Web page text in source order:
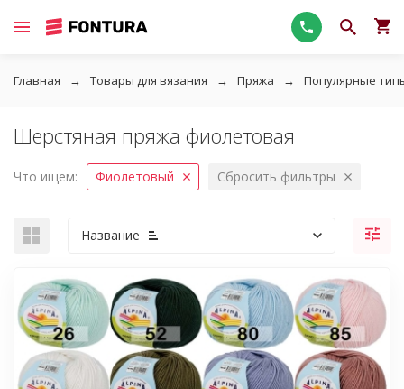
Главная Товары для вязания Пряжа Популярные
Шерстяная пряжа фиолетовая
Что ищем: Фиолетовый Сбросить фильтры
Название